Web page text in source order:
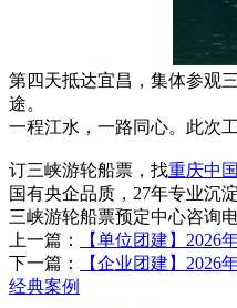
第四天抵达宜昌，集体参观
途。
一程江水，一路同心。此次
订三峡游轮船票，找重庆中
国有央企品质，27年专业沉
三峡游轮船票预定中心咨询电
上一篇：
【单位团建】
下一篇：
【企业团建】2026
经典案例